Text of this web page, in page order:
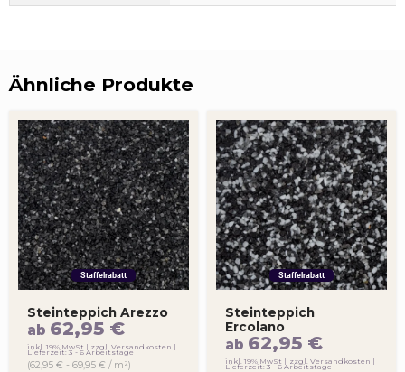
Ähnliche Produkte
Staffelrabatt
Steinteppich Arezzo
ab 62,95 €
inkl. 19% MwSt zzgl. Versandkosten
Lieferzeit: 3 - 6 Arbeitstage
(62,95 € - 69,95 € / m²)
Staffelrabatt
Steinteppich
Ercolano
ab 62,95 €
inkl. 19% MwSt zzgl. Versandkosten
Lieferzeit: 3 - 6 Arbeitstage